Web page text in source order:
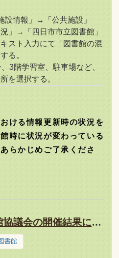
設情報」→「公共施設」
」→「四日市市立図書館」
スト入力にて「図書館の混
る。
3階学習室、駐車場など、
を選択する。
ける情報更新時の状況を
時に状況が変わっている
らかじめご了承くださ
令和3年第2回図書館協議会の開催結果について
書館